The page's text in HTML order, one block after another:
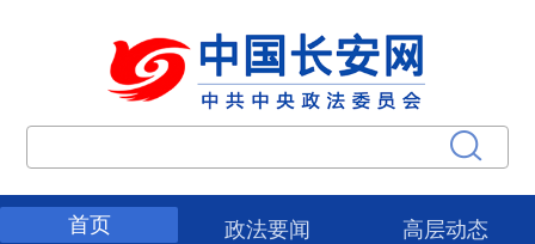
首页 政法要闻
高层动态